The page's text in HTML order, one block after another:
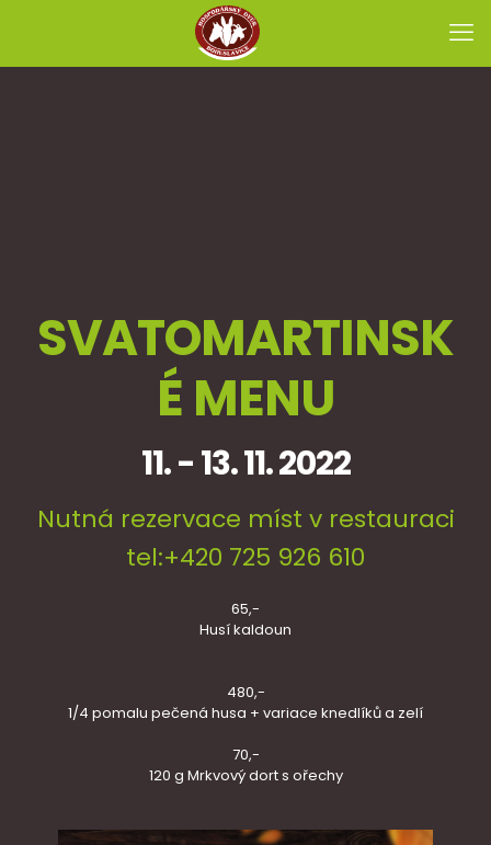
SVATOMARTINSK
É MENU
11. - 13. 11. 2022
Nutná rezervace míst v restauraci
tel:+420 725 926 610
65,-
Husí kaldoun
480,-
1/4 pomalu pečená husa + variace knedlíků a zelí
70,-
120 g Mrkvový dort s ořechy